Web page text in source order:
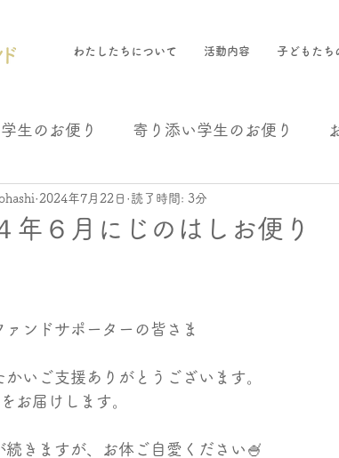
わたしたちについて 活動内容 子どもたち
生のお便り 寄り添い学生のお便り
子会支援 事業報告
年６月にじのはしお便り
2024年7月22日 読了時間: 3分
ァンドサポーターの皆さま
かいご支援ありがとうございます。
お届けします。
続きますが、お体ご自愛ください🍧